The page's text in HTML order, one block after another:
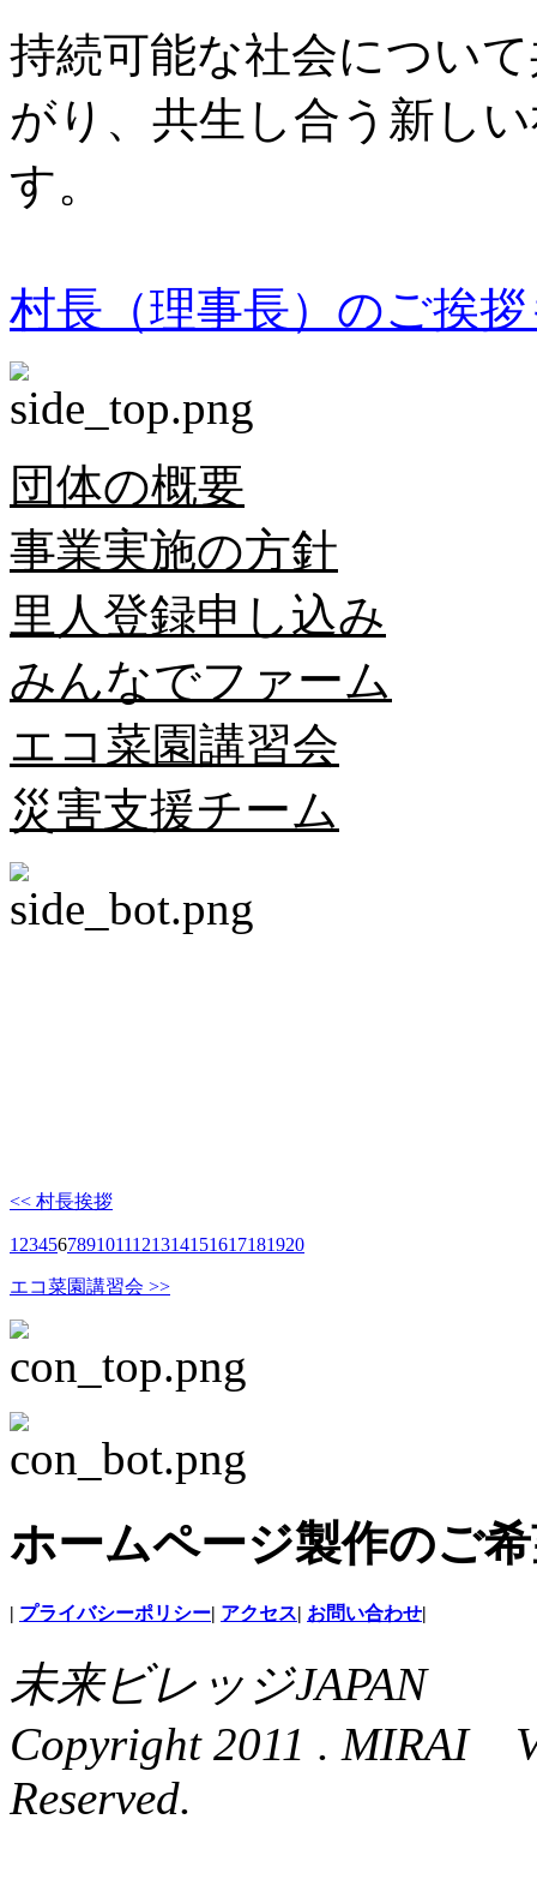
持続可能な社会につい
がり、共生し合う新し
す。
村長（理事長）のご挨
団体の概要
事業実施の方針
里人登録申し込み
みんなでファーム
エコ菜園講習会
災害支援チーム
<< 村長挨拶
1234567891011121314151617181920
エコ菜園講習会 >>
ホームページ製作のご
| プライバシーポリシー| アクセス| お問い合わせ|
未来ビレッジJAPAN
Copyright 2011 . MIRAI
Reserved.